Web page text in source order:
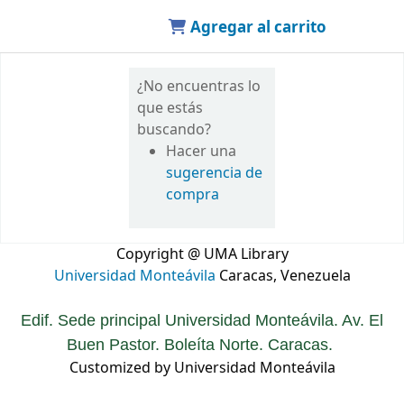
Agregar al carrito
¿No encuentras lo
que estás
buscando?
Hacer una
sugerencia de
compra
Copyright @ UMA Library
Universidad Monteávila Caracas, Venezuela
Edif. Sede principal Universidad Monteávila. Av. El
Buen Pastor. Boleíta Norte. Caracas.
Customized by Universidad Monteávila